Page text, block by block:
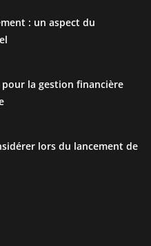
: un aspect du
la gestion financière
lors du lancement de